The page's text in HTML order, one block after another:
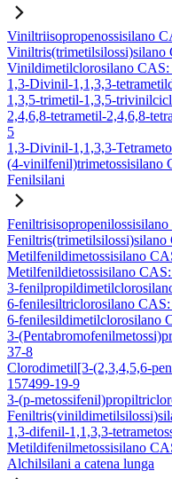
Viniltriisopropenossisilano
Viniltris(trimetilsilossi)silano
Vinildimetilclorosilano CAS:
1,3-Divinil-1,1,3,3-
1,3,5-trimetil-1,3,5-
2,4,6,8-tetrametil-2,4,6,8-
5
1,3-Divinil-1,1,3,3-
(4-vinilfenil)trimetossisilano
Fenilsilani
Feniltris(trimetilsilossi)silano
Metilfenildimetossisilano
Metilfenildietossisilano
3-
6-fenilesiltriclorosilano CAS:
6-fenilesildimetilclorosilano
3-
37-8
Clorodimetil[3-(2,3,4,5,6-
157499-19-9
3-(p-
1,3-difenil-1,1,3,3-
Metildifenilmetossisilano
Alchilsilani a catena lunga